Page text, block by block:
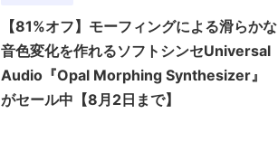
【81%オフ】モーフィングによる滑らかな
音色変化を作れるソフトシンセUniversal
Audio『Opal Morphing Synthesizer』
がセール中【8月2日まで】